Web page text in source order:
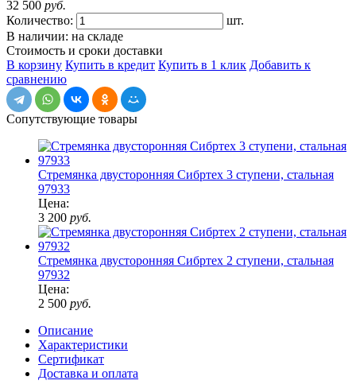
32 500 руб.
Количество:
шт.
В наличии: на складе
Стоимость и сроки доставки
В корзину Купить в кредит Купить в 1 клик Добавить к
сравнению
Сопутствующие товары
Стремянка двусторонняя Сибртех 3 ступени, стальная
97933
Цена:
3 200 руб.
Стремянка двусторонняя Сибртех 2 ступени, стальная
97932
Цена:
2 500 руб.
Описание
Характеристики
Сертификат
Доставка и оплата